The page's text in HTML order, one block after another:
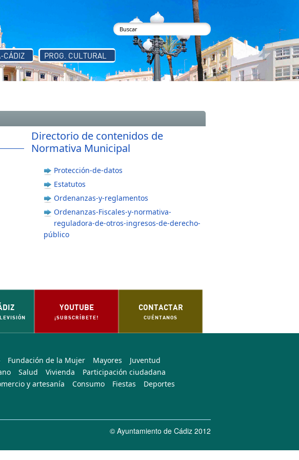
Formulario de búsqueda
CÁDIZ PROG. CULTURAL
Directorio de contenidos de
Normativa Municipal
Protección-de-datos
Estatutos
Ordenanzas-y-reglamentos
Ordenanzas-Fiscales-y-normativa-
reguladora-de-otros-ingresos-de-derecho-
público
YOUTUBE
¡SUBSCRÍBETE!
CONTACTAR
CUÉNTANOS
Fundación de la Mujer Mayores
Juventud
Salud Vivienda
Participación ciudadana
y artesanía Consumo Fiestas
Deportes
© Ayuntamiento de Cádiz 2012